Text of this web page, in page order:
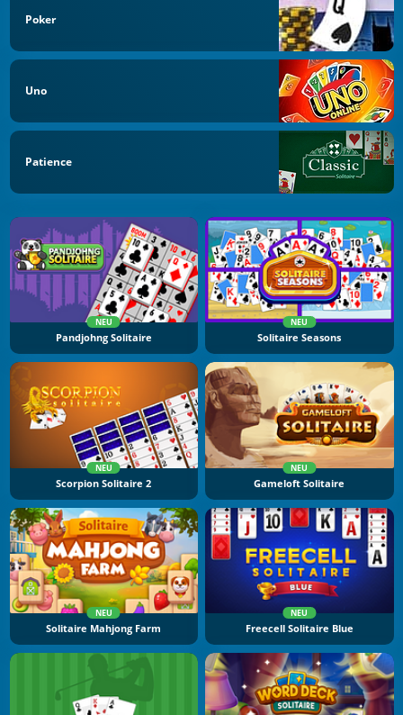
Poker
Uno
Patience
NEU
Pandjohng Solitaire
NEU
Solitaire Seasons
NEU
Scorpion Solitaire 2
NEU
Gameloft Solitaire
NEU
Solitaire Mahjong Farm
NEU
Freecell Solitaire Blue